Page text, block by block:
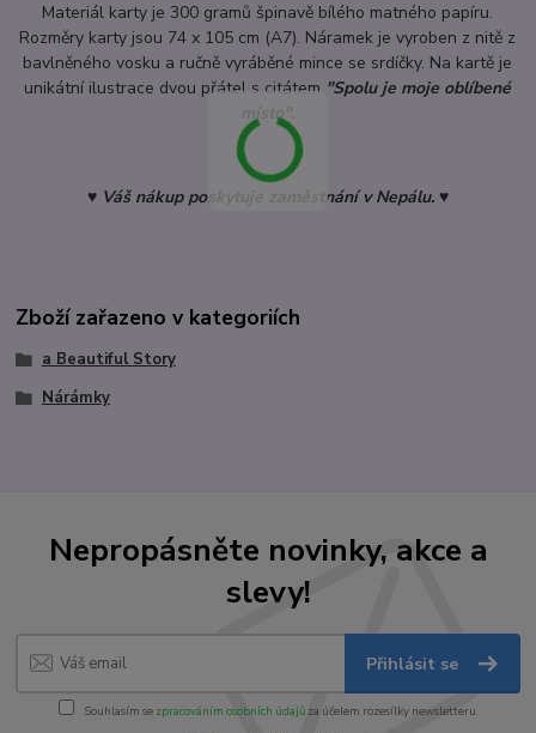
Materiál karty je 300 gramů špinavě bílého matného papíru.
Rozměry karty jsou 74 x 105 cm (A7). Náramek je vyroben z nitě z
bavlněného vosku a ručně vyráběné mince se srdíčky. Na kartě je
unikátní ilustrace dvou přátel s citátem "Spolu je moje oblíbené
místo".
♥ Váš nákup poskytuje zaměstnání v Nepálu. ♥
Zboží zařazeno v kategoriích
a Beautiful Story
Nárámky
Nepropásněte novinky, akce a
slevy!
Přihlásit se
Souhlasím se zpracováním osobních údajůza účelem rozesílky newsletteru.